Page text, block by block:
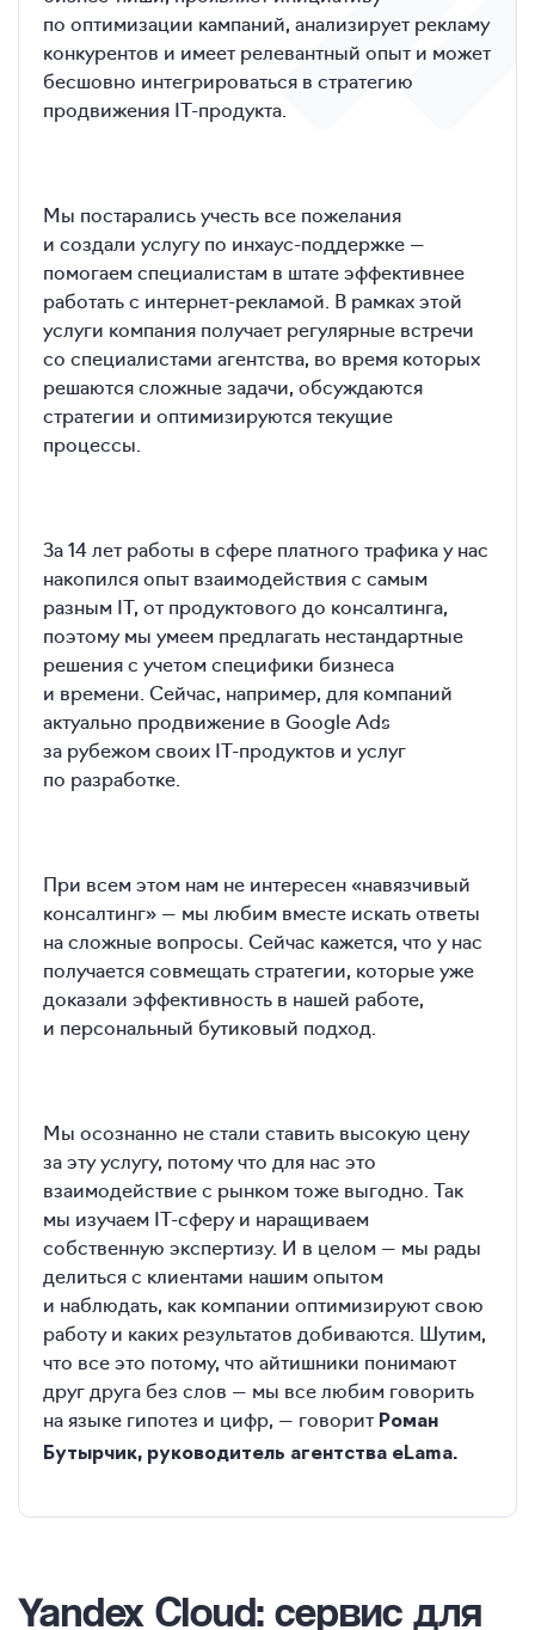
по оптимизации кампаний, анализирует рекламу
конкурентов и имеет релевантный опыт и может
бесшовно интегрироваться в стратегию
продвижения IT-продукта.
Мы постарались учесть все пожелания
и создали услугу по инхаус-поддержке —
помогаем специалистам в штате эффективнее
работать с интернет-рекламой. В рамках этой
услуги компания получает регулярные встречи
со специалистами агентства, во время которых
решаются сложные задачи, обсуждаются
стратегии и оптимизируются текущие
процессы.
За 14 лет работы в сфере платного трафика у нас
накопился опыт взаимодействия с самым
разным IT, от продуктового до консалтинга,
поэтому мы умеем предлагать нестандартные
решения с учетом специфики бизнеса
и времени. Сейчас, например, для компаний
актуально продвижение в Google Ads
за рубежом своих IT-продуктов и услуг
по разработке.
При всем этом нам не интересен «навязчивый
консалтинг» — мы любим вместе искать ответы
на сложные вопросы. Сейчас кажется, что у нас
получается совмещать стратегии, которые уже
доказали эффективность в нашей работе,
и персональный бутиковый подход.
Мы осознанно не стали ставить высокую цену
за эту услугу, потому что для нас это
взаимодействие с рынком тоже выгодно. Так
мы изучаем IT-сферу и наращиваем
собственную экспертизу. И в целом — мы рады
делиться с клиентами нашим опытом
и наблюдать, как компании оптимизируют свою
работу и каких результатов добиваются. Шутим,
что все это потому, что айтишники понимают
друг друга без слов — мы все любим говорить
на языке гипотез и цифр, — говорит Роман
Бутырчик, руководитель агентства eLama.
Yandex Cloud: сервис для